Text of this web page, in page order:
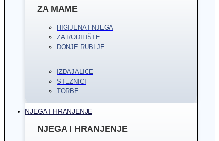
ZA MAME
HIGIJENA I NJEGA
ZA RODILIŠTE
DONJE RUBLJE
IZDAJALICE
STEZNICI
TORBE
NJEGA I HRANJENJE
NJEGA I HRANJENJE